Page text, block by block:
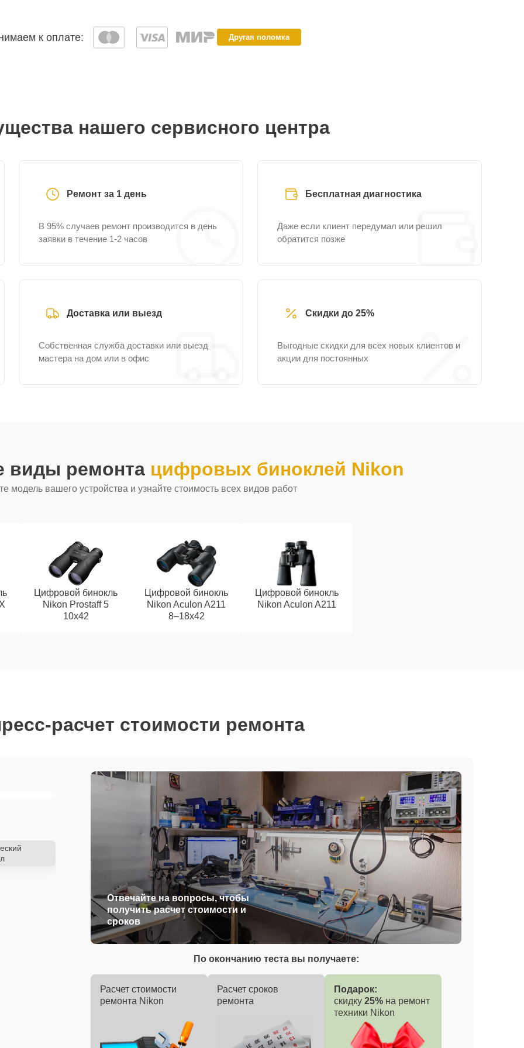
к оплате: Другая поломка
нашего сервисного центра
Ремонт за 1 день
В 95% случаев ремонт производится в день
заявки в течение 1-2 часов
Бесплатная диагностика
Даже если клиент передумал или решил
обратится позже
Доставка или выезд
Собственная служба доставки или выезд
мастера на дом или в офис
Скидки до 25%
Выгодные скидки для всех новых клиентов и
акции для постоянных
виды ремонта цифровых биноклей Nikon
модель вашего устройства и узнайте стоимость всех видов работ
Цифровой бинокль
Nikon Prostaff 5
10x42
Цифровой бинокль
Nikon Aculon A211
8–18x42
Цифровой бинокль
Nikon Aculon A211
расчет стоимости ремонта
Отвечайте на вопросы, чтобы
получить расчет стоимости и
сроков
По окончанию теста вы получаете:
Расчет стоимости
ремонта Nikon
Расчет сроков
ремонта
Подарок:
скидку 25% на ремонт
техники Nikon